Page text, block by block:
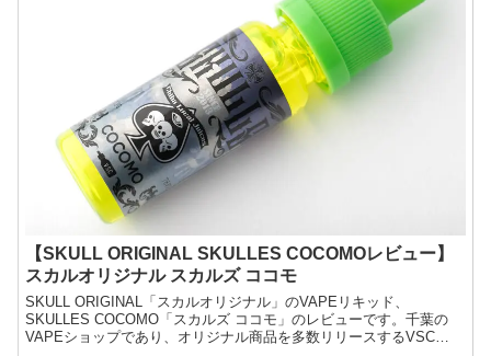
【SKULL ORIGINAL SKULLES COCOMOレビュー】
スカルオリジナル スカルズ ココモ
SKULL ORIGINAL「スカルオリジナル」のVAPEリキッド、
SKULLES COCOMO「スカルズ ココモ」のレビューです。千葉の
VAPEショップであり、オリジナル商品を多数リリースするVSC